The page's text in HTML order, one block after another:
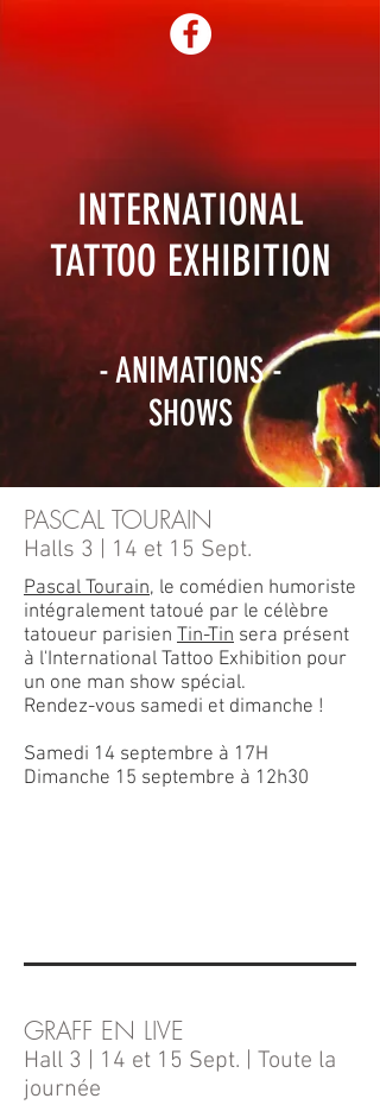
INTERNATIONAL
TATTOO EXHIBITION
- ANIMATIONS -
SHOWS
PASCAL TOURAIN
Halls 3 | 14 et 15 Sept.
Pascal Tourain, le comédien humoriste
intégralement tatoué par le célèbre
tatoueur parisien Tin-Tin sera présent
à l'International Tattoo Exhibition pour
un one man show spécial.
Rendez-vous samedi et dimanche !
Samedi 14 septembre à 17H
Dimanche 15 septembre à 12h30
GRAFF EN LIVE
Hall 3 | 14 et 15 Sept. | Toute la
journée